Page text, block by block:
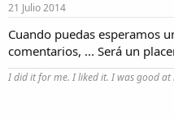
21 Julio 2014
Cuando puedas esperamos
comentarios, ... Será un
I did it for me. I liked it. I was good at